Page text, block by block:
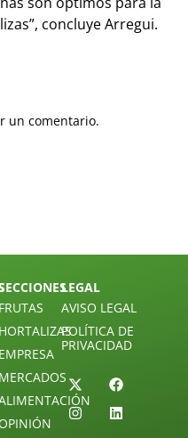
concluye Arregui.
un comentario.
FRUTAS
HORTALIZAS
EMPRESA
MERCADOS
OPINIÓN
LEGAL
AVISO LEGAL
POLÍTICA DE
PRIVACIDAD